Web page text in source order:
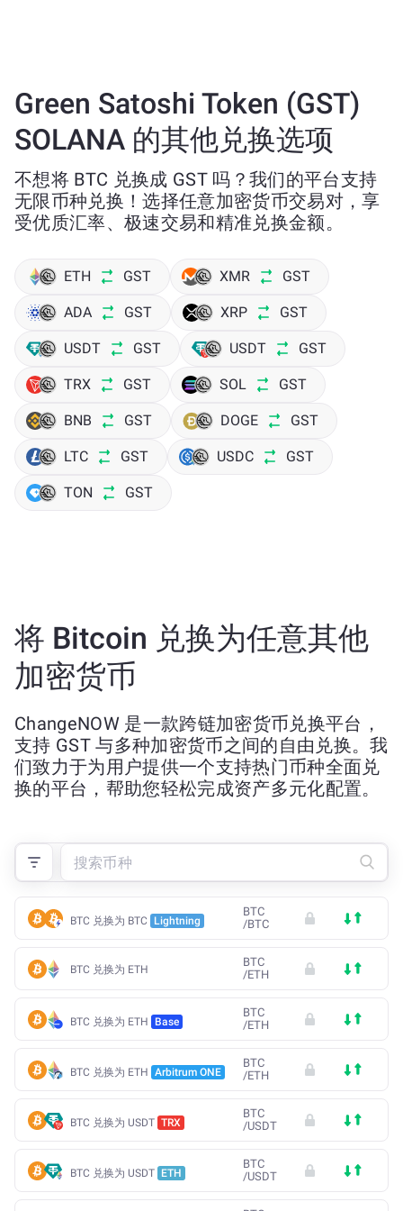
Green Satoshi Token (GST)
SOLANA 的其他兑换选项
不想将 BTC 兑换成 GST 吗？我们的平台支持
无限币种兑换！选择任意加密货币交易对，享
受优质汇率、极速交易和精准兑换金额。
ETH GST XMR GST
ADA GST XRP GST
USDT GST USDT GST
TRX GST SOL GST
BNB GST DOGE GST
LTC GST USDC GST
TON GST
将 Bitcoin 兑换为任意其他
加密货币
ChangeNOW 是一款跨链加密货币兑换平台，
支持 GST 与多种加密货币之间的自由兑换。我
们致力于为用户提供一个支持热门币种全面兑
换的平台，帮助您轻松完成资产多元化配置。
BTC 兑换为 BTC Lightning
BTC
/BTC
BTC 兑换为 ETH
BTC
/ETH
BTC 兑换为 ETH Base
BTC
/ETH
BTC 兑换为 ETH Arbitrum ONE
BTC
/ETH
BTC 兑换为 USDT TRX
BTC
/USDT
BTC 兑换为 USDT ETH
BTC
/USDT